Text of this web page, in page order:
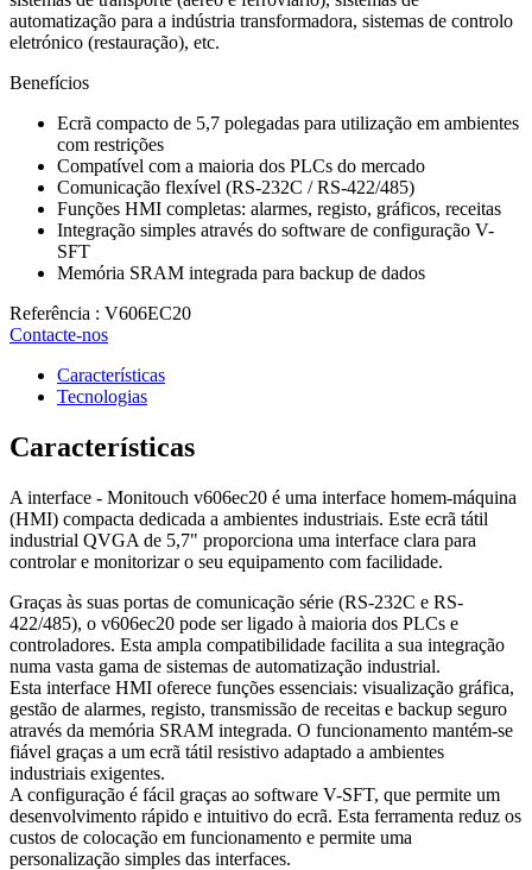
automatização para a indústria transformadora, sistemas de controlo
eletrónico (restauração), etc.
Benefícios
Ecrã compacto de 5,7 polegadas para utilização em ambientes
com restrições
Compatível com a maioria dos PLCs do mercado
Comunicação flexível (RS-232C / RS-422/485)
Funções HMI completas: alarmes, registo, gráficos, receitas
Integração simples através do software de configuração V-
SFT
Memória SRAM integrada para backup de dados
Referência : V606EC20
Contacte-nos
Características
Tecnologias
Características
A interface - Monitouch v606ec20 é uma interface homem-máquina
(HMI) compacta dedicada a ambientes industriais. Este ecrã tátil
industrial QVGA de 5,7" proporciona uma interface clara para
controlar e monitorizar o seu equipamento com facilidade.
Graças às suas portas de comunicação série (RS-232C e RS-
422/485), o v606ec20 pode ser ligado à maioria dos PLCs e
controladores. Esta ampla compatibilidade facilita a sua integração
numa vasta gama de sistemas de automatização industrial.
Esta interface HMI oferece funções essenciais: visualização gráfica,
gestão de alarmes, registo, transmissão de receitas e backup seguro
através da memória SRAM integrada. O funcionamento mantém-se
fiável graças a um ecrã tátil resistivo adaptado a ambientes
industriais exigentes.
A configuração é fácil graças ao software V-SFT, que permite um
desenvolvimento rápido e intuitivo do ecrã. Esta ferramenta reduz os
custos de colocação em funcionamento e permite uma
personalização simples das interfaces.